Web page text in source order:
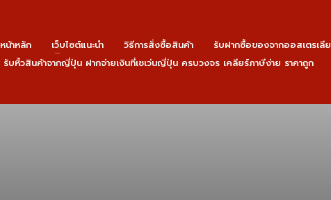
หน้าหลัก เว็บไซต์แนะนำ วิธีการสั่งซื้อสินค้า
รับฝากซื้อของจากออสเตรเลีย
รับหิ้วสินค้าจากญี่ปุ่น ฝากจ่ายเงินที่เซเว่นญี่ปุ่น ครบวงจร เคลียร์ภาษีง่าย ราคาถูก